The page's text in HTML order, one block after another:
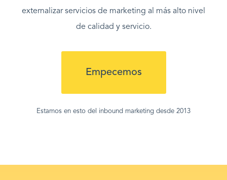
externalizar servicios de marketing al más alto nivel
de calidad y servicio.
Empecemos
Estamos en esto del inbound marketing desde 2013